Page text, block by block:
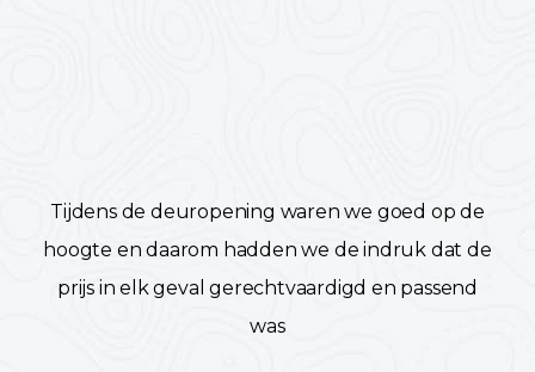
Tijdens de deuropening waren we goed op de
hoogte en daarom hadden we de indruk dat de
prijs in elk geval gerechtvaardigd en passend
was